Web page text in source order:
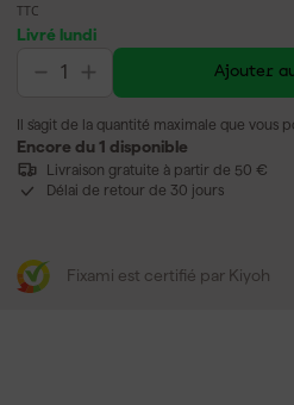
TTC
Livré lundi
Ajouter
Il s'agit de la quantité maximale que vous
Encore du 1 disponible
Livraison gratuite à partir de 50 €
Délai de retour de 30 jours
Fixami est certifié par Kiyoh